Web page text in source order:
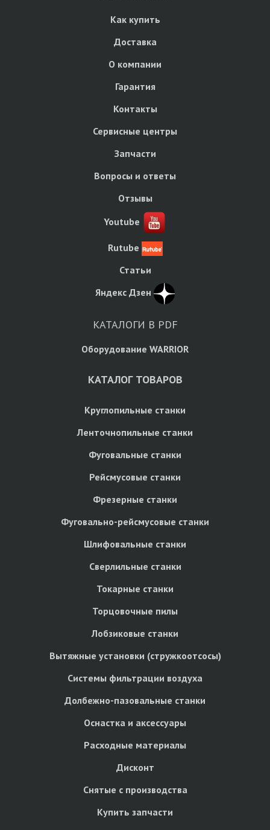
Как купить
Доставка
О компании
Гарантия
Контакты
Сервисные центры
Запчасти
Вопросы и ответы
Отзывы
Youtube
Rutube
Статьи
Яндекс Дзен
КАТАЛОГИ В PDF
Оборудование WARRIOR
КАТАЛОГ ТОВАРОВ
Круглопильные станки
Ленточнопильные станки
Фуговальные станки
Рейсмусовые станки
Фрезерные станки
Фуговально-рейсмусовые станки
Шлифовальные станки
Сверлильные станки
Токарные станки
Торцовочные пилы
Лобзиковые станки
Вытяжные установки (стружкоотсосы)
Системы фильтрации воздуха
Долбежно-пазовальные станки
Оснастка и аксессуары
Расходные материалы
Дисконт
Снятые с производства
Купить запчасти